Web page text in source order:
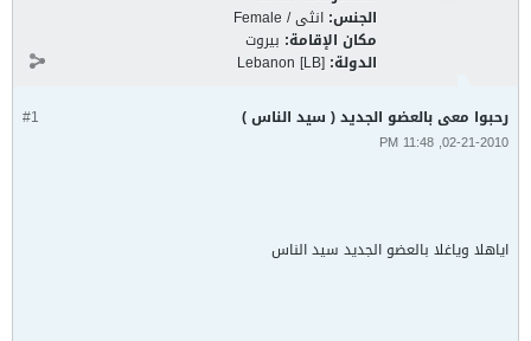
الجنس: انثى / Female
مكان الإقامة: بيروت
الدولة: Lebanon [LB]
#1 رحبوا معى بالعضو الجديد ( سيد الناس )
02-21-2010, 11:48 PM
اياهلا وياغلا بالعضو الجديد سيد الناس